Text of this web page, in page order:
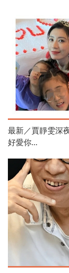
最新／賈靜雯深
好愛你...